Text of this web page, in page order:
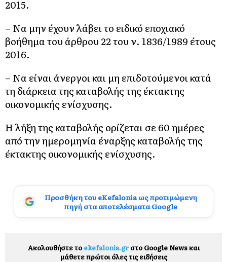
2015.
– Να μην έχουν λάβει το ειδικό εποχιακό
βοήθημα του άρθρου 22 του ν. 1836/1989 έτους
2016.
– Να είναι άνεργοι και μη επιδοτούμενοι κατά
τη διάρκεια της καταβολής της έκτακτης
οικονομικής ενίσχυσης.
Η λήξη της καταβολής ορίζεται σε 60 ημέρες
από την ημερομηνία έναρξης καταβολής της
έκτακτης οικονομικής ενίσχυσης.
Προσθήκη του eKefalonia ως προτιμώμενη
πηγή στα αποτελέσματα Google
Ακολουθήστε το ekefalonia.grστο Google News και
μάθετε πρώτοι όλες τις ειδήσεις